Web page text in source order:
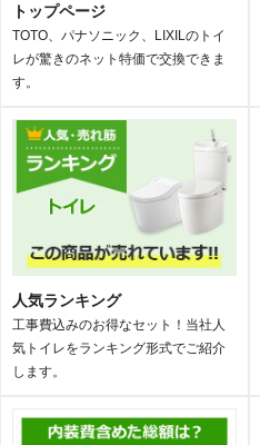
トップページ
TOTO、パナソニック、LIXILのトイ
レが驚きのネット特価で交換できま
す。
人気ランキング
工事費込みのお得なセット！当社人
気トイレをランキング形式でご紹介
します。